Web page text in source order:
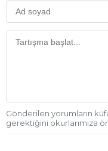
Gönderilen yorumların
gerektiğini okurlarımıza